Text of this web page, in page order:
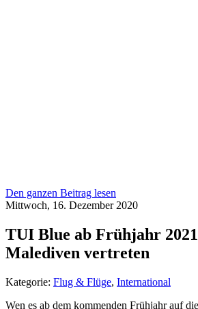
Den ganzen Beitrag lesen
Mittwoch, 16. Dezember 2020
TUI Blue ab Frühjahr
Malediven vertreten
Kategorie: Flug & Flüge, International
Wen es ab dem kommenden Frühjahr auf